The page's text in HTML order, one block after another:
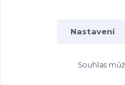
Vytvořeno na
Nastavení
Souhlas